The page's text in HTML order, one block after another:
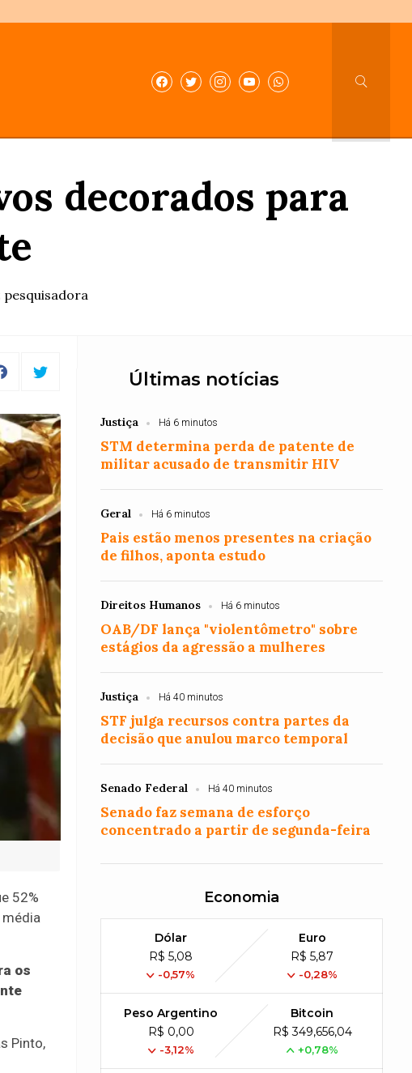
decorados para
52%
os
Pinto,
Últimas notícias
Justiça Há 6 minutos
STM determina perda de patente de
militar acusado de transmitir HIV
Geral Há 6 minutos
Pais estão menos presentes na criação
de filhos, aponta estudo
Direitos Humanos Há 6 minutos
OAB/DF lança "violentômetro" sobre
estágios da agressão a mulheres
Justiça Há 40 minutos
STF julga recursos contra partes da
decisão que anulou marco temporal
Senado Federal Há 40 minutos
Senado faz semana de esforço
concentrado a partir de segunda-feira
Economia
Dólar
R$ 5,08
-0,57%
Euro
R$ 5,87
-0,28%
Peso Argentino
R$ 0,00
-3,12%
Bitcoin
R$ 349,656,04
+0,78%